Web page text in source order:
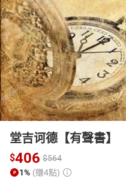
日本購物 電子/紙本書
HOT
堂吉诃德【有聲書】
$406 $564
1% (賺4點)